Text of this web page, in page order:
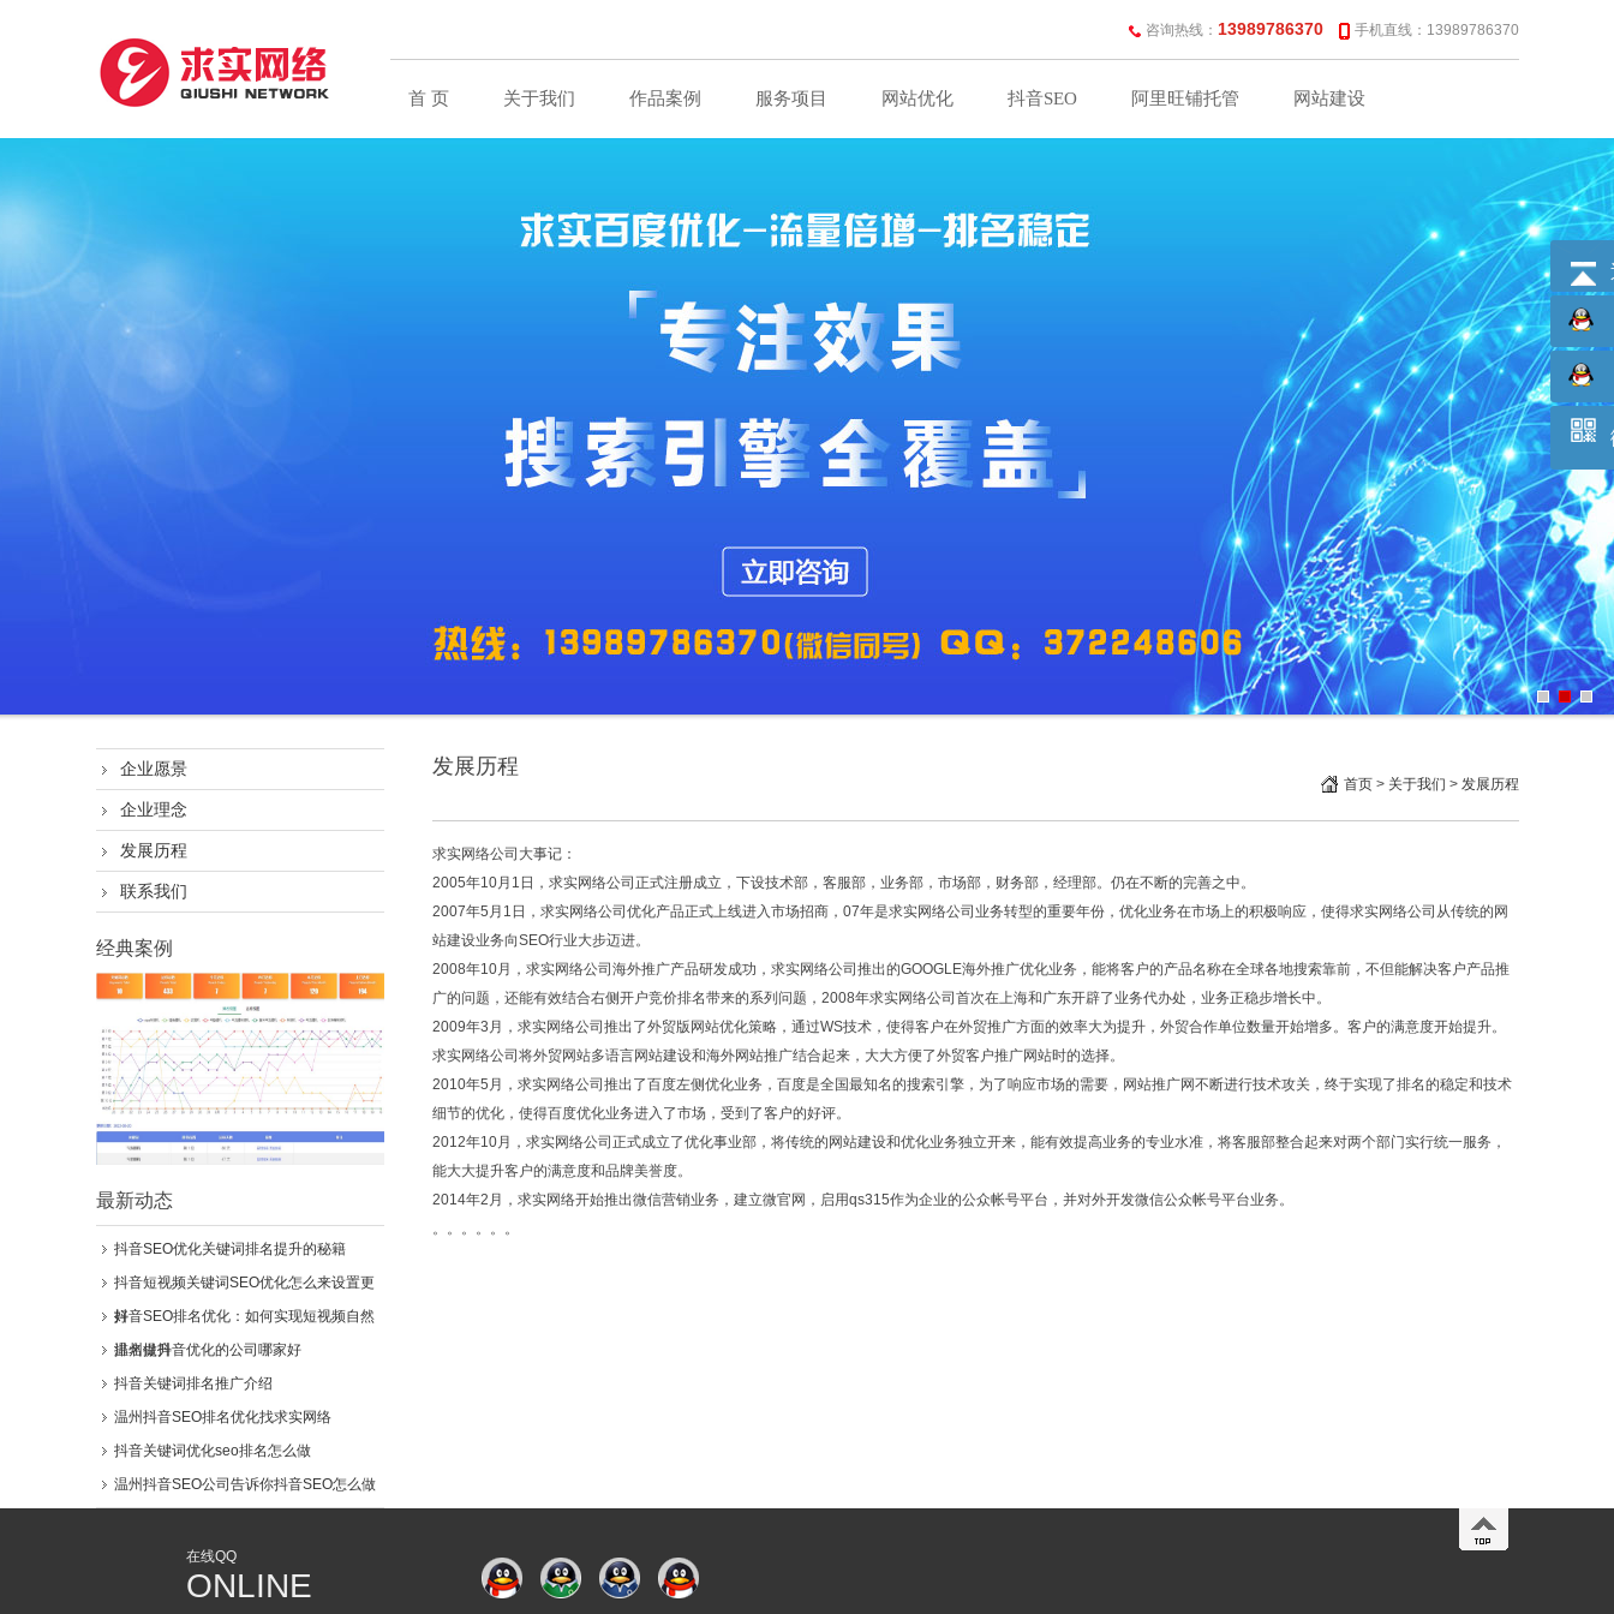
咨询热线： 13989786370 手机直线：13989786370
首 页 关于我们 作品案例 服务项目 网站优化 抖音SEO 阿里旺铺托管 网站建设
企业愿景
企业理念
发展历程
联系我们
经典案例
最新动态
抖音SEO优化关键词排名提升的秘籍
抖音短视频关键词SEO优化怎么来设置更
好
抖音SEO排名优化：如何实现短视频自然
排名提升
温州做抖音优化的公司哪家好
抖音关键词排名推广介绍
温州抖音SEO排名优化找求实网络
抖音关键词优化seo排名怎么做
温州抖音SEO公司告诉你抖音SEO怎么做
发展历程
首页> 关于我们 > 发展历程
求实网络公司大事记：
2005年10月1日，求实网络公司正式注册成立，下设技术部，客服部，业务部，市场部，财务部，经理部。仍在不断的完善之中。
2007年5月1日，求实网络公司优化产品正式上线进入市场招商，07年是求实网络公司业务转型的重要年份，优化业务在市场上的积极响应，使得求实网络公司从传统的网
站建设业务向SEO行业大步迈进。
2008年10月，求实网络公司海外推广产品研发成功，求实网络公司推出的GOOGLE海外推广优化业务，能将客户的产品名称在全球各地搜索靠前，不但能解决客户产品推
广的问题，还能有效结合右侧开户竞价排名带来的系列问题，2008年求实网络公司首次在上海和广东开辟了业务代办处，业务正稳步增长中。
2009年3月，求实网络公司推出了外贸版网站优化策略，通过WS技术，使得客户在外贸推广方面的效率大为提升，外贸合作单位数量开始增多。客户的满意度开始提升。
求实网络公司将外贸网站多语言网站建设和海外网站推广结合起来，大大方便了外贸客户推广网站时的选择。
2010年5月，求实网络公司推出了百度左侧优化业务，百度是全国最知名的搜索引擎，为了响应市场的需要，网站推广网不断进行技术攻关，终于实现了排名的稳定和技术
细节的优化，使得百度优化业务进入了市场，受到了客户的好评。
2012年10月，求实网络公司正式成立了优化事业部，将传统的网站建设和优化业务独立开来，能有效提高业务的专业水准，将客服部整合起来对两个部门实行统一服务，
能大大提升客户的满意度和品牌美誉度。
2014年2月，求实网络开始推出微信营销业务，建立微官网，启用qs315作为企业的公众帐号平台，并对外开发微信公众帐号平台业务。
。。。。。。
在线QQ
ONLINE